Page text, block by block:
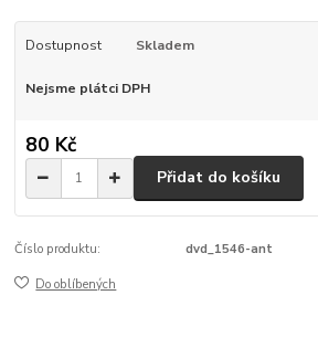
Dostupnost Skladem
Nejsme plátci DPH
80 Kč
Přidat do košíku
Číslo produktu: dvd_1546-ant
Do oblíbených